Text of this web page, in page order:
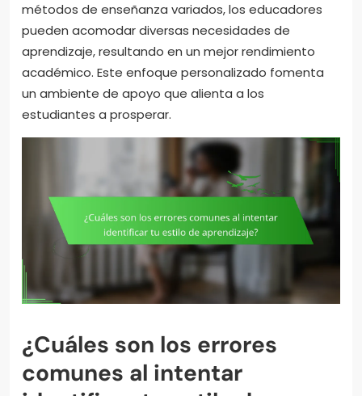
métodos de enseñanza variados, los educadores
pueden acomodar diversas necesidades de
aprendizaje, resultando en un mejor rendimiento
académico. Este enfoque personalizado fomenta
un ambiente de apoyo que alienta a los
estudiantes a prosperar.
¿Cuáles son los errores
comunes al intentar